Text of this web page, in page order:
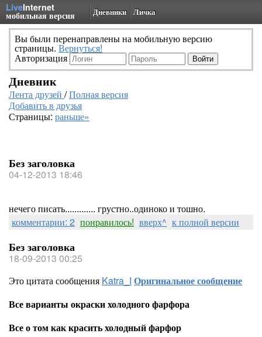
LiveInternet
мобильная версия Дневники Личка
Вы были перенаправлены на мобильную версию
страницы. Вернуться!
Авторизация
Дневник
Лента друзей /Полная версия
Добавить в друзья
Страницы: раньше»
Без заголовка
04-12-2013 18:46
нечего писать............. грустно..одиноко и тошно.
комментарии: 2 понравилось! вверх^ к полной версии
Без заголовка
18-09-2013 00:25
Это цитата сообщения Katra_I Оригинальное сообщение
Все варианты окраски холодного фарфора
Все о том как красить холодный фарфор